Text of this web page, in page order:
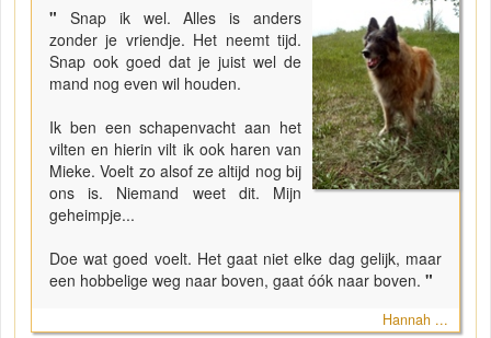
" Snap ik wel. Alles is anders
zonder je vriendje. Het neemt tijd.
Snap ook goed dat je juist wel de
mand nog even wil houden.
Ik ben een schapenvacht aan het
vilten en hierin vilt ik ook haren van
Mieke. Voelt zo alsof ze altijd nog bij
ons is. Niemand weet dit. Mijn
geheimpje...
Doe wat goed voelt. Het gaat niet elke dag gelijk, maar
een hobbelige weg naar boven, gaat óók naar boven. "
Hannah ...